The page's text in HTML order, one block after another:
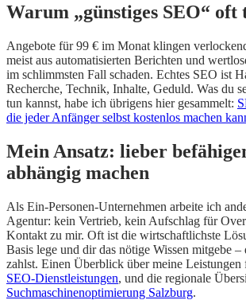
Warum „günstiges SEO“
Angebote für 99 € im Monat klingen
meist aus automatisierten Berichten und
im schlimmsten Fall schaden. Echtes SEO ist
Recherche, Technik, Inhalte, Geduld. Was du
tun kannst, habe ich übrigens hier gesammelt:
die jeder Anfänger selbst kostenlos machen
Mein Ansatz: lieber
abhängig machen
Als Ein-Personen-Unternehmen arbeite ich
Agentur: kein Vertrieb, kein Aufschlag für
Kontakt zu mir. Oft ist die wirtschaftlichste
Basis lege und dir das nötige Wissen mitgebe
zahlst. Einen Überblick über meine Leistungen
SEO-Dienstleistungen, und die regionale
Suchmaschinenoptimierung Salzburg.